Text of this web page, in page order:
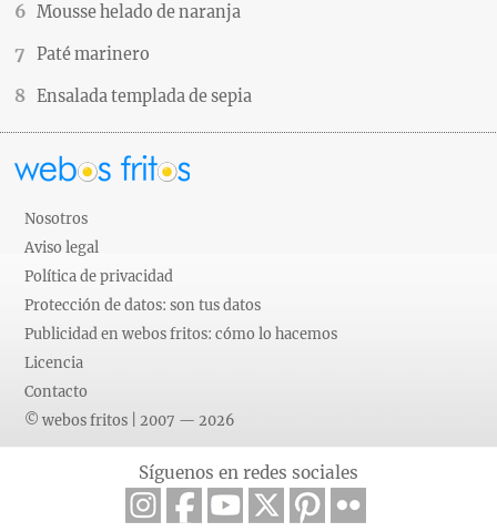
Mousse helado de naranja
Paté marinero
Ensalada templada de sepia
Nosotros
Aviso legal
Política de privacidad
Protección de datos: son tus datos
Publicidad en webos fritos: cómo lo hacemos
Licencia
Contacto
© webos fritos | 2007 — 2026
Síguenos en redes sociales